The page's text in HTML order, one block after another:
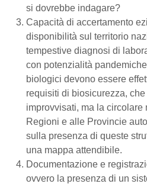
si dovrebbe indagare?
Capacità di accertamento
disponibilità sul territorio
tempestive diagnosi di
con potenzialità
biologici devono essere
requisiti di biosicurezza,
improvvisati, ma la
Regioni e alle Provincie
sulla presenza di queste
una mappa attendibile.
Documentazione e
ovvero la presenza di un